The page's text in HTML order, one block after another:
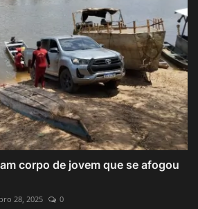
corpo de jovem que se afogou
28, 2025 0